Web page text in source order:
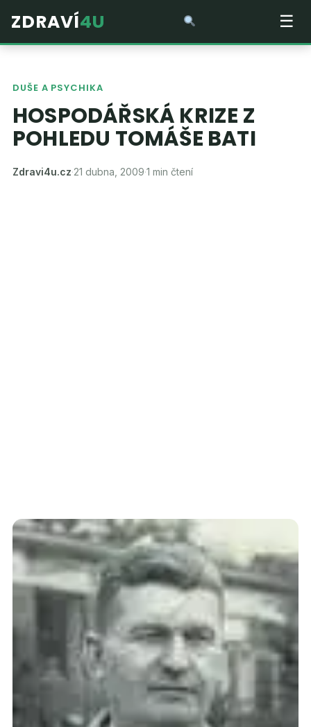
ZDRAVÍ4U ☰
DUŠE A PSYCHIKA
HOSPODÁŘSKÁ KRIZE Z
POHLEDU TOMÁŠE BATI
Zdravi4u.cz·21 dubna, 2009·1 min čtení